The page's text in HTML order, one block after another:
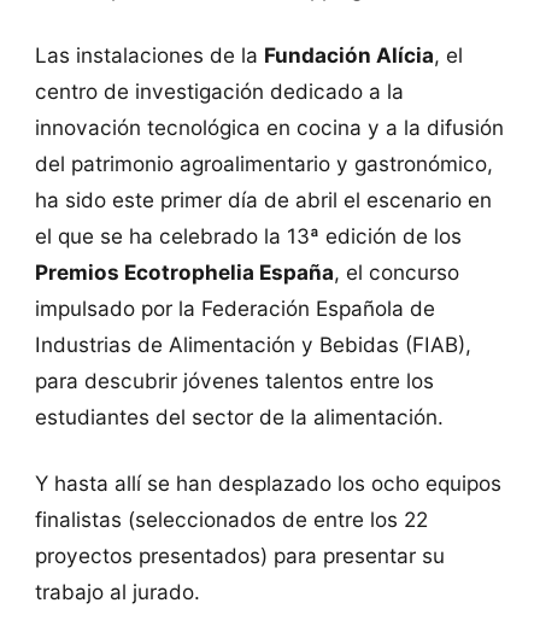
Las instalaciones de la Fundación Alícia, el
centro de investigación dedicado a la
innovación tecnológica en cocina y a la difusión
del patrimonio agroalimentario y gastronómico,
ha sido este primer día de abril el escenario en
el que se ha celebrado la 13ª edición de los
Premios Ecotrophelia España, el concurso
impulsado por la Federación Española de
Industrias de Alimentación y Bebidas (FIAB),
para descubrir jóvenes talentos entre los
estudiantes del sector de la alimentación.
Y hasta allí se han desplazado los ocho equipos
finalistas (seleccionados de entre los 22
proyectos presentados) para presentar su
trabajo al jurado.